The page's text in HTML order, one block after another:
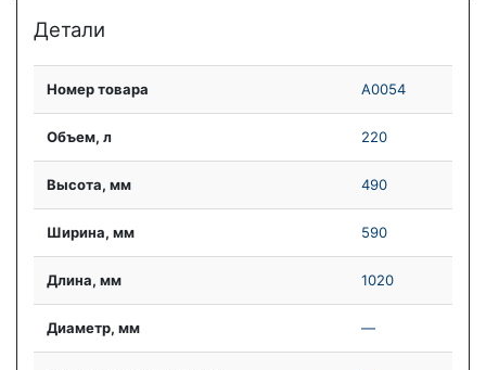
Детали
Номер товара А0054
Объем, л 220
Высота, мм 490
Ширина, мм 590
Длина, мм 1020
Диаметр, мм —